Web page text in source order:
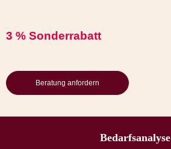
3 % Sonderrabatt
Beratung anfordern
Bedarfsanalyse